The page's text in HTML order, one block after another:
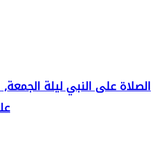
الصلاة على النبي ليلة